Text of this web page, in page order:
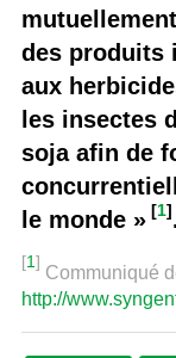
des produits
aux
les insectes
soja afin de
le monde » [1]
[1]
Communiqué
http://